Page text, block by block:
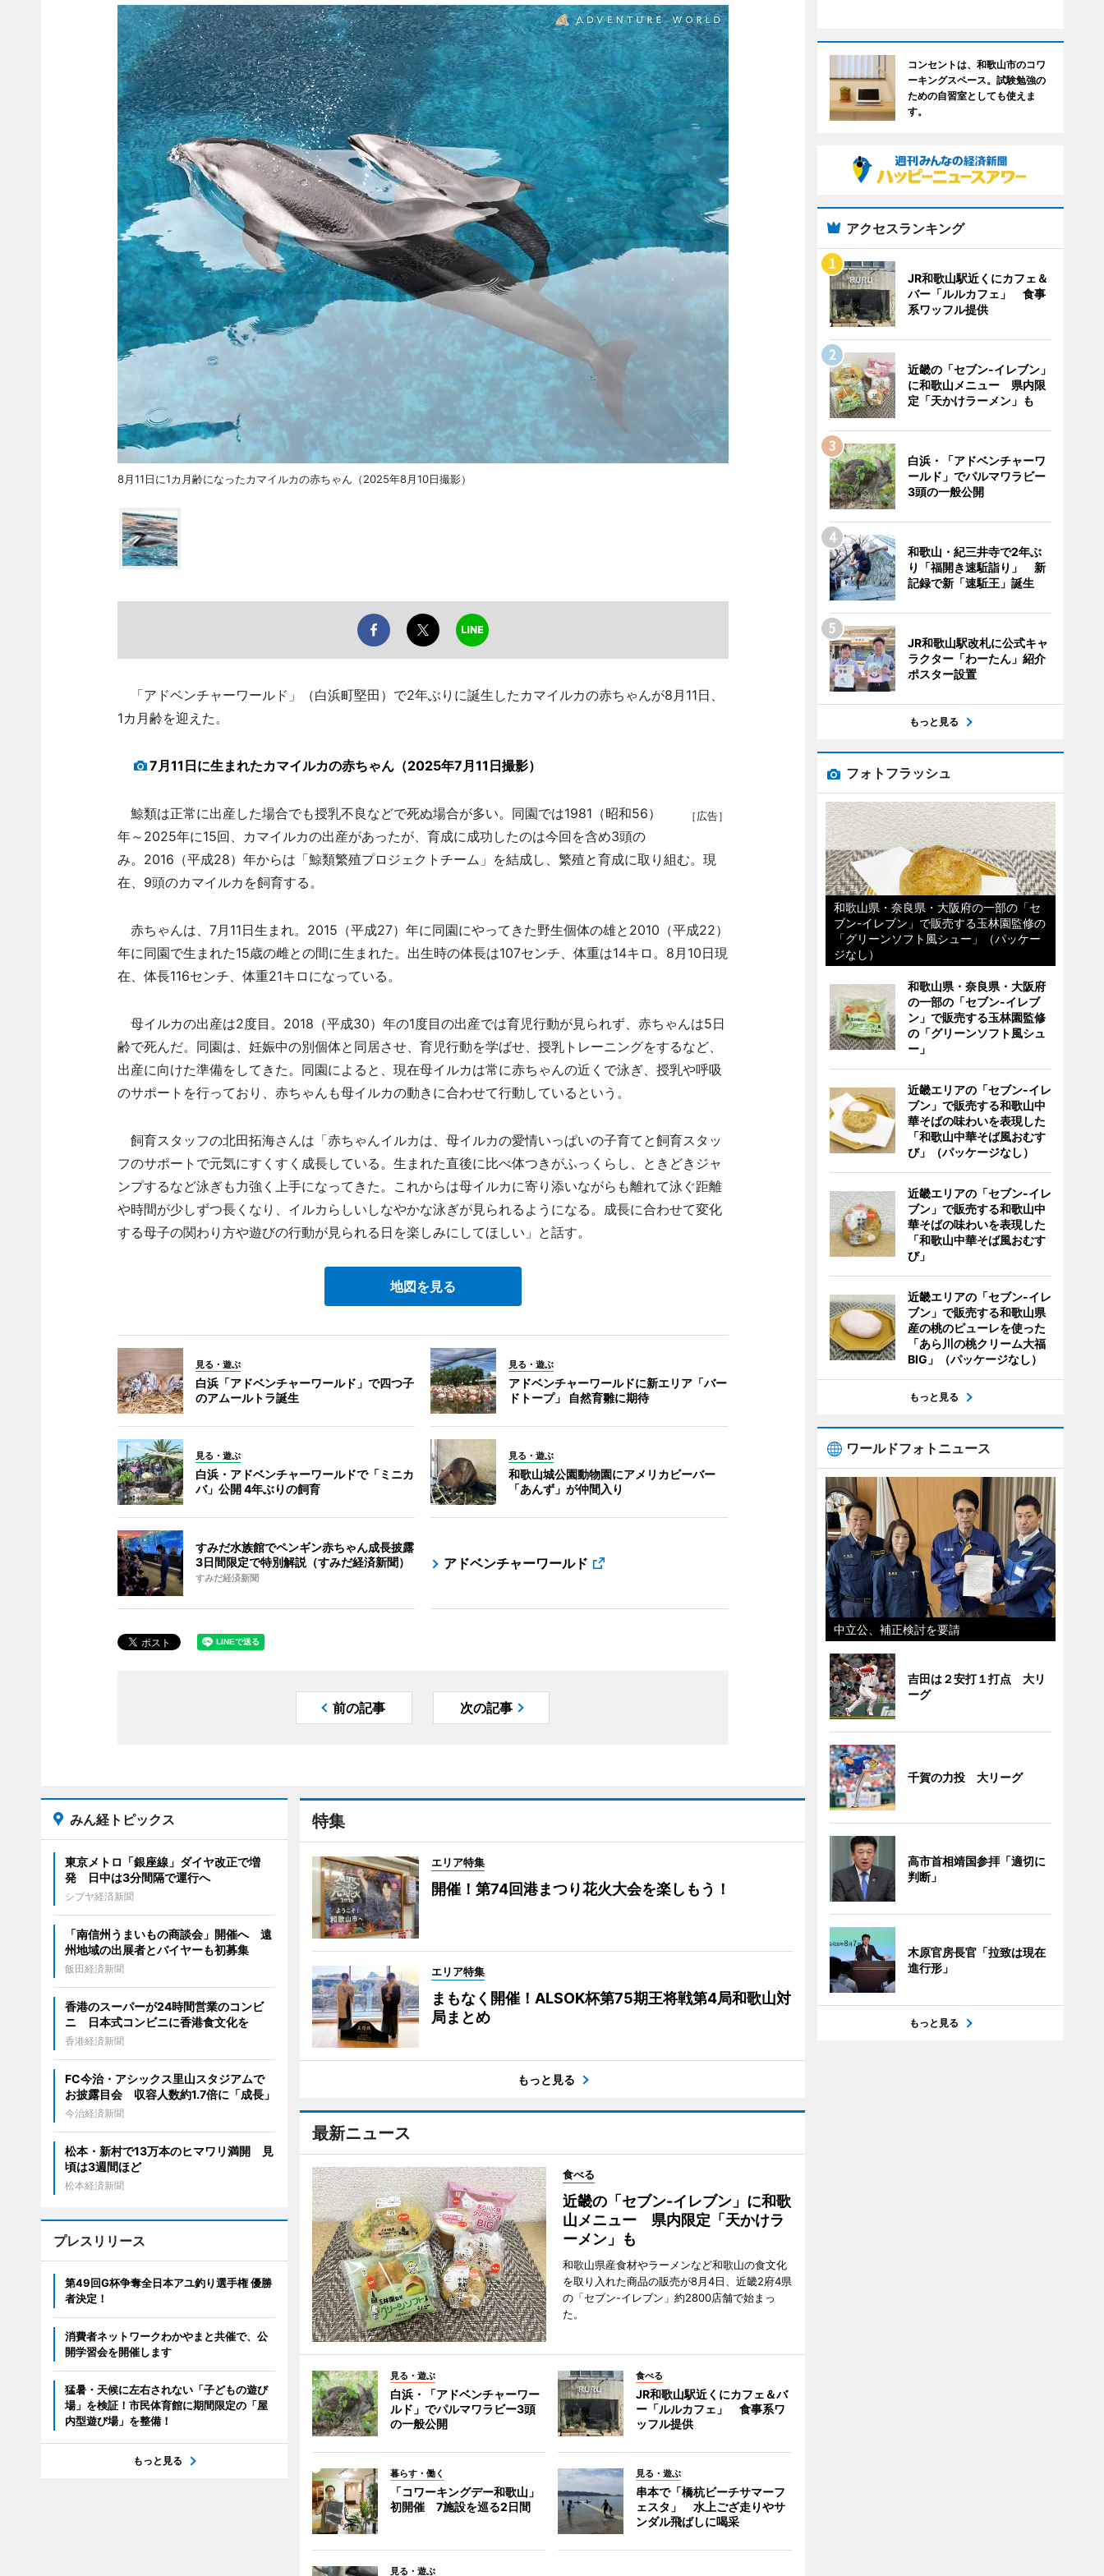
8月11日に1カ月齢になったカマイルカの赤ちゃん（2025年8月10日撮影）
「アドベンチャーワールド」（白浜町堅田）で2年ぶりに誕生したカマイルカの赤ちゃんが8月11日、
1カ月齢を迎えた。
7月11日に生まれたカマイルカの赤ちゃん（2025年7月11日撮影）
［広告］
鯨類は正常に出産した場合でも授乳不良などで死ぬ場合が多い。同園では1981（昭和56）
年～2025年に15回、カマイルカの出産があったが、育成に成功したのは今回を含め3頭の
み。2016（平成28）年からは「鯨類繁殖プロジェクトチーム」を結成し、繁殖と育成に取り組む。現
在、9頭のカマイルカを飼育する。
赤ちゃんは、7月11日生まれ。2015（平成27）年に同園にやってきた野生個体の雄と2010（平成22）
年に同園で生まれた15歳の雌との間に生まれた。出生時の体長は107センチ、体重は14キロ。8月10日現
在、体長116センチ、体重21キロになっている。
母イルカの出産は2度目。2018（平成30）年の1度目の出産では育児行動が見られず、赤ちゃんは5日
齢で死んだ。同園は、妊娠中の別個体と同居させ、育児行動を学ばせ、授乳トレーニングをするなど、
出産に向けた準備をしてきた。同園によると、現在母イルカは常に赤ちゃんの近くで泳ぎ、授乳や呼吸
のサポートを行っており、赤ちゃんも母イルカの動きに合わせて行動しているという。
飼育スタッフの北田拓海さんは「赤ちゃんイルカは、母イルカの愛情いっぱいの子育てと飼育スタッ
フのサポートで元気にすくすく成長している。生まれた直後に比べ体つきがふっくらし、ときどきジャ
ンプするなど泳ぎも力強く上手になってきた。これからは母イルカに寄り添いながらも離れて泳ぐ距離
や時間が少しずつ長くなり、イルカらしいしなやかな泳ぎが見られるようになる。成長に合わせて変化
する母子の関わり方や遊びの行動が見られる日を楽しみにしてほしい」と話す。
地図を見る
見る・遊ぶ
白浜「アドベンチャーワールド」で四つ子
のアムールトラ誕生
見る・遊ぶ
アドベンチャーワールドに新エリア「バー
ドトープ」 自然育雛に期待
見る・遊ぶ
白浜・アドベンチャーワールドで「ミニカ
バ」公開 4年ぶりの飼育
見る・遊ぶ
和歌山城公園動物園にアメリカビーバー
「あんず」が仲間入り
すみだ水族館でペンギン赤ちゃん成長披露
3日間限定で特別解説（すみだ経済新聞）
すみだ経済新聞
アドベンチャーワールド
前の記事 次の記事
特集
エリア特集
開催！第74回港まつり花火大会を楽しもう！
エリア特集
まもなく開催！ALSOK杯第75期王将戦第4局和歌山対
局まとめ
もっと見る
最新ニュース
食べる
近畿の「セブン-イレブン」に和歌
山メニュー 県内限定「天かけラ
ーメン」も
和歌山県産食材やラーメンなど和歌山の食文化
を取り入れた商品の販売が8月4日、近畿2府4県
の「セブン-イレブン」約2800店舗で始まっ
た。
見る・遊ぶ
白浜・「アドベンチャーワー
ルド」でパルマワラビー3頭
の一般公開
食べる
JR和歌山駅近くにカフェ＆バ
ー「ルルカフェ」 食事系ワ
ッフル提供
暮らす・働く
「コワーキングデー和歌山」
初開催 7施設を巡る2日間
見る・遊ぶ
串本で「橋杭ビーチサマーフ
ェスタ」 水上ござ走りやサ
ンダル飛ばしに喝采
見る・遊ぶ
みん経トピックス
東京メトロ「銀座線」ダイヤ改正で増
発 日中は3分間隔で運行へ
シブヤ経済新聞
「南信州うまいもの商談会」開催へ 遠
州地域の出展者とバイヤーも初募集
飯田経済新聞
香港のスーパーが24時間営業のコンビ
ニ 日本式コンビニに香港食文化を
香港経済新聞
FC今治・アシックス里山スタジアムで
お披露目会 収容人数約1.7倍に「成長」
今治経済新聞
松本・新村で13万本のヒマワリ満開 見
頃は3週間ほど
松本経済新聞
プレスリリース
第49回G杯争奪全日本アユ釣り選手権 優勝
者決定！
消費者ネットワークわかやまと共催で、公
開学習会を開催します
猛暑・天候に左右されない「子どもの遊び
場」を検証！市民体育館に期間限定の「屋
内型遊び場」を整備！
もっと見る
コンセントは、和歌山市のコワ
ーキングスペース。試験勉強の
ための自習室としても使えま
す。
アクセスランキング
JR和歌山駅近くにカフェ＆
バー「ルルカフェ」 食事
系ワッフル提供
近畿の「セブン-イレブン」
に和歌山メニュー 県内限
定「天かけラーメン」も
白浜・「アドベンチャーワ
ールド」でパルマワラビー
3頭の一般公開
和歌山・紀三井寺で2年ぶ
り「福開き速駈詣り」 新
記録で新「速駈王」誕生
JR和歌山駅改札に公式キャ
ラクター「わーたん」紹介
ポスター設置
もっと見る
フォトフラッシュ
和歌山県・奈良県・大阪府の一部の「セ
ブン-イレブン」で販売する玉林園監修の
「グリーンソフト風シュー」（パッケー
ジなし）
和歌山県・奈良県・大阪府
の一部の「セブン-イレブ
ン」で販売する玉林園監修
の「グリーンソフト風シュ
ー」
近畿エリアの「セブン-イレ
ブン」で販売する和歌山中
華そばの味わいを表現した
「和歌山中華そば風おむす
び」（パッケージなし）
近畿エリアの「セブン-イレ
ブン」で販売する和歌山中
華そばの味わいを表現した
「和歌山中華そば風おむす
び」
近畿エリアの「セブン-イレ
ブン」で販売する和歌山県
産の桃のピューレを使った
「あら川の桃クリーム大福
BIG」（パッケージなし）
もっと見る
ワールドフォトニュース
中立公、補正検討を要請
吉田は２安打１打点 大リ
ーグ
千賀の力投 大リーグ
高市首相靖国参拝「適切に
判断」
木原官房長官「拉致は現在
進行形」
もっと見る